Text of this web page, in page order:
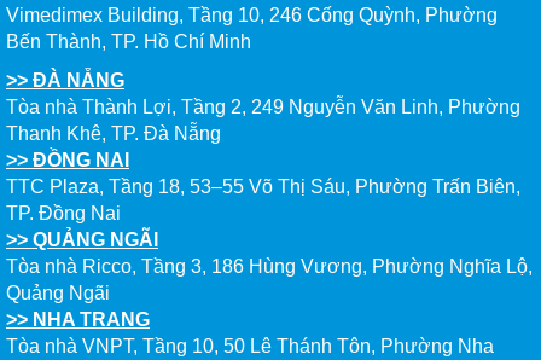
Vimedimex Building, Tầng 10, 246 Cống Quỳnh, Phường
Bến Thành, TP. Hồ Chí Minh
>> ĐÀ NẴNG
Tòa nhà Thành Lợi, Tầng 2, 249 Nguyễn Văn Linh, Phường
Thanh Khê, TP. Đà Nẵng
>> ĐỒNG NAI
TTC Plaza, Tầng 18, 53–55 Võ Thị Sáu, Phường Trấn Biên,
TP. Đồng Nai
>> QUẢNG NGÃI
Tòa nhà Ricco, Tầng 3, 186 Hùng Vương, Phường Nghĩa Lộ,
Quảng Ngãi
>> NHA TRANG
Tòa nhà VNPT, Tầng 10, 50 Lê Thánh Tôn, Phường Nha